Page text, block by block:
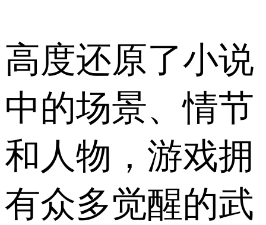
高度还原了小说
中的场景、情节
和人物，游戏拥
有众多觉醒的武